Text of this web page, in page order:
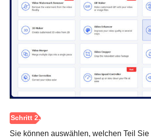
Sie können auswählen, welchen Teil Sie